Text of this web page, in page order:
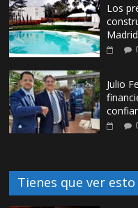
Los
Madrid
Julio
Tienes que ver esto